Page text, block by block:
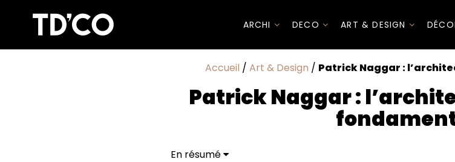
ARCHI DECO ART & DESIGN
Accueil / Art & Design / Patrick Naggar :
Patrick Naggar :
En résumé